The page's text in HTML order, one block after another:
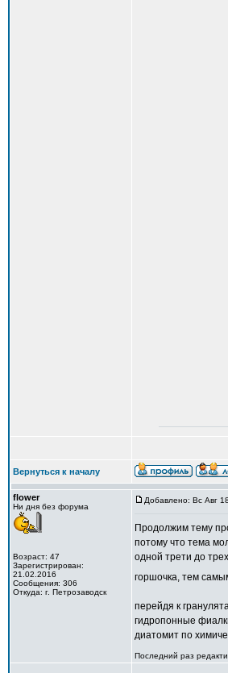
Вернуться к началу
flower
Ни дня без форума
Возраст: 47
Зарегистрирован:
21.02.2016
Сообщения: 306
Откуда: г. Петрозаводск
Добавлено: Вс Авг
Продолжим тему
потому что тема
одной трети до
горшочка, тем
перейдя к
гидропонные
диатомит по
Последний раз